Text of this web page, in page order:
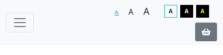
A A A A A A